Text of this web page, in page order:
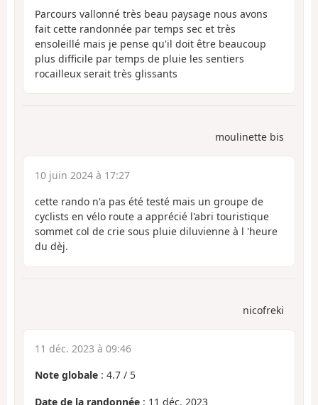
Parcours vallonné très beau paysage nous avons
fait cette randonnée par temps sec et très
ensoleillé mais je pense qu'il doit être beaucoup
plus difficile par temps de pluie les sentiers
rocailleux serait très glissants
moulinette bis
10 juin 2024 à 17:27
cette rando n'a pas été testé mais un groupe de
cyclists en vélo route a apprécié l'abri touristique
sommet col de crie sous pluie diluvienne à l 'heure
du dèj.
nicofreki
11 déc. 2023 à 09:46
Note globale : 4.7 / 5
Date de la randonnée : 11 déc. 2023